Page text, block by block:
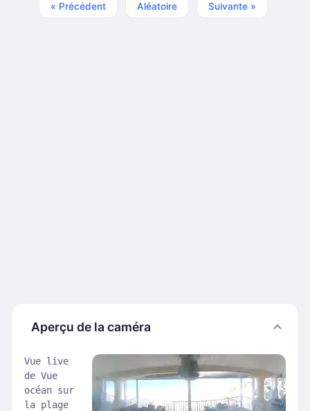
« Précédent Aléatoire Suivante »
Aperçu de la caméra
Vue live
de Vue
océan sur
la plage